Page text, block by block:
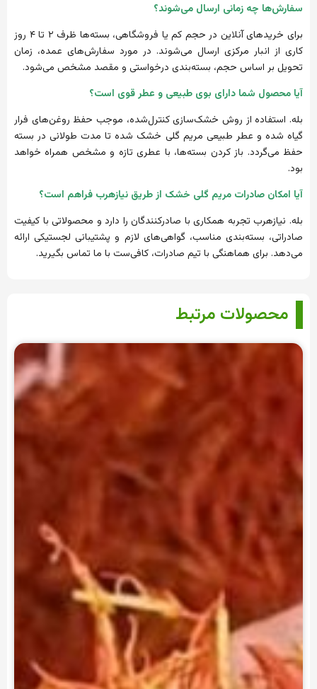
سفارش‌ها چه زمانی ارسال می‌شوند؟
برای خریدهای آنلاین در حجم کم یا فروشگاهی، بسته‌ها ظرف ۲ تا ۴ روز
کاری از انبار مرکزی ارسال می‌شوند. در مورد سفارش‌های عمده، زمان
تحویل بر اساس حجم، بسته‌بندی درخواستی و مقصد مشخص می‌شود.
آیا محصول شما دارای بوی طبیعی و عطر قوی است؟
بله. استفاده از روش خشک‌سازی کنترل‌شده، موجب حفظ روغن‌های فرار
گیاه شده و عطر طبیعی مریم گلی خشک شده تا مدت طولانی در بسته
حفظ می‌گردد. باز کردن بسته‌ها، با عطری تازه و مشخص همراه خواهد
بود.
آیا امکان صادرات مریم گلی خشک از طریق نیازهرب فراهم است؟
بله. نیازهرب تجربه همکاری با صادرکنندگان را دارد و محصولاتی با کیفیت
صادراتی، بسته‌بندی مناسب، گواهی‌های لازم و پشتیبانی لجستیکی ارائه
می‌دهد. برای هماهنگی با تیم صادرات، کافی‌ست با ما تماس بگیرید.
محصولات مرتبط